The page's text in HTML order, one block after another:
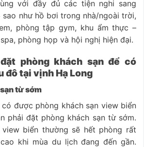
với đầy đủ các tiện nghi sang
như hồ bơi trong nhà/ngoài trời,
phòng tập gym, khu ẩm thực –
phòng họp và hội nghị hiện đại.
phòng khách sạn để có
tại vịnh Hạ Long
từ sớm
được phòng khách sạn view biển
phải đặt phòng khách sạn từ sớm.
biển thường sẽ hết phòng rất
khi mùa du lịch đang đến gần.